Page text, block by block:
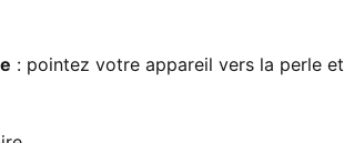
: pointez votre appareil vers la perle et